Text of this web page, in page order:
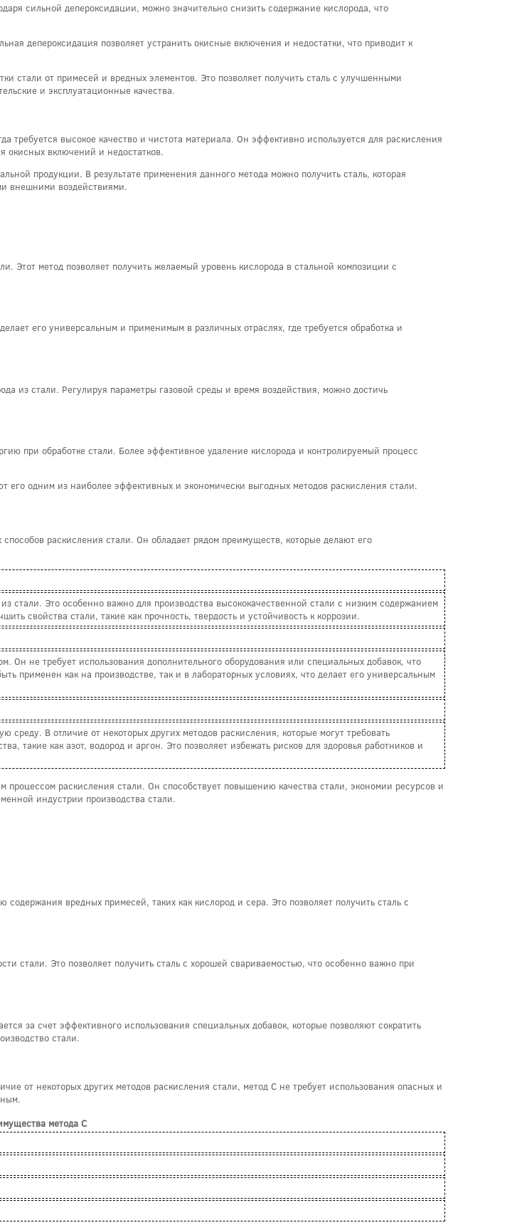
сильной депероксидации, можно значительно снизить содержание кислорода, что
депероксидация позволяет устранить окисные включения и недостатки, что приводит к
стали от примесей и вредных элементов. Это позволяет получить сталь с улучшенными
и эксплуатационные качества.
требуется высокое качество и чистота материала. Он эффективно используется для раскисления
окисных включений и недостатков.
продукции. В результате применения данного метода можно получить сталь, которая
внешними воздействиями.
Этот метод позволяет получить желаемый уровень кислорода в стальной композиции с
его универсальным и применимым в различных отраслях, где требуется обработка и
из стали. Регулируя параметры газовой среды и время воздействия, можно достичь
при обработке стали. Более эффективное удаление кислорода и контролируемый процесс
его одним из наиболее эффективных и экономически выгодных методов раскисления стали.
раскисления стали. Он обладает рядом преимуществ, которые делают его
стали. Это особенно важно для производства высококачественной стали с низким содержанием
свойства стали, такие как прочность, твердость и устойчивость к коррозии.
Он не требует использования дополнительного оборудования или специальных добавок, что
применен как на производстве, так и в лабораторных условиях, что делает его универсальным
В отличие от некоторых других методов раскисления, которые могут требовать
такие как азот, водород и аргон. Это позволяет избежать рисков для здоровья работников и
раскисления стали. Он способствует повышению качества стали, экономии ресурсов и
индустрии производства стали.
вредных примесей, таких как кислород и сера. Это позволяет получить сталь с
стали. Это позволяет получить сталь с хорошей свариваемостью, что особенно важно при
за счет эффективного использования специальных добавок, которые позволяют сократить
стали.
от некоторых других методов раскисления стали, метод C не требует использования опасных и
метода C